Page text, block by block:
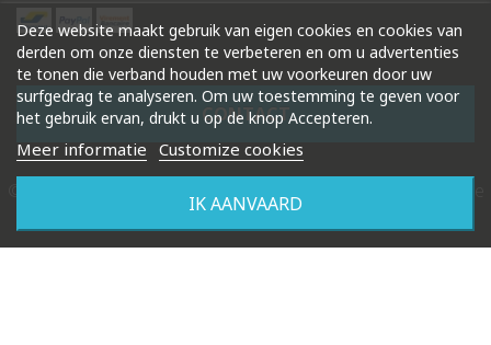
Deze website maakt gebruik van eigen cookies en cookies van
derden om onze diensten te verbeteren en om u advertenties
te tonen die verband houden met uw voorkeuren door uw
surfgedrag te analyseren. Om uw toestemming te geven voor
het gebruik ervan, drukt u op de knop Accepteren.
Meer informatie Customize cookies
IK AANVAARD
CONTACT
site internet Produweb™